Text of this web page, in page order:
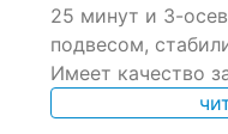
on
customer
ratings
25 минут и 3-
подвесом,
Имеет качество